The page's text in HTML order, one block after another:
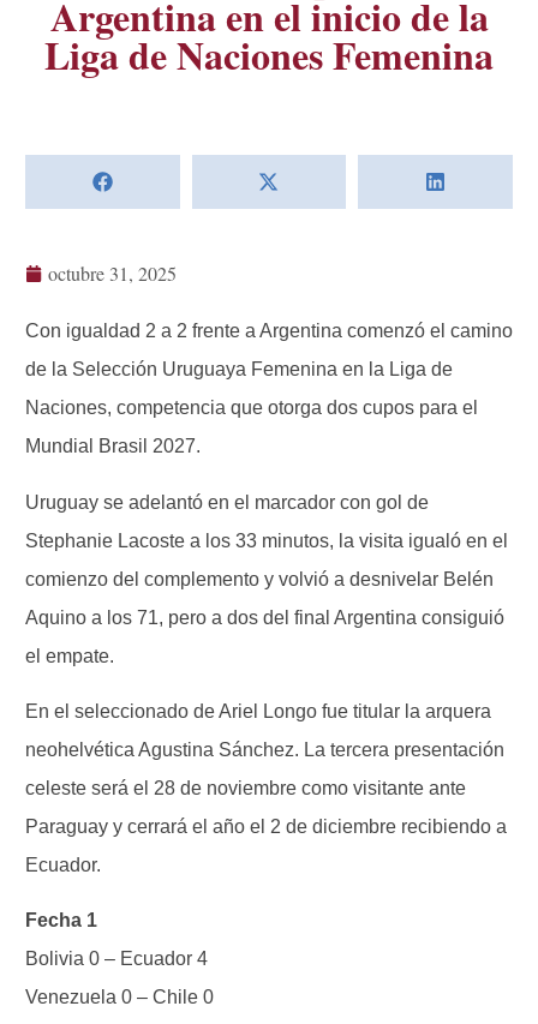
Argentina en el inicio de la
Liga de Naciones Femenina
octubre 31, 2025
Con igualdad 2 a 2 frente a Argentina comenzó el camino
de la Selección Uruguaya Femenina en la Liga de
Naciones, competencia que otorga dos cupos para el
Mundial Brasil 2027.
Uruguay se adelantó en el marcador con gol de
Stephanie Lacoste a los 33 minutos, la visita igualó en el
comienzo del complemento y volvió a desnivelar Belén
Aquino a los 71, pero a dos del final Argentina consiguió
el empate.
En el seleccionado de Ariel Longo fue titular la arquera
neohelvética Agustina Sánchez. La tercera presentación
celeste será el 28 de noviembre como visitante ante
Paraguay y cerrará el año el 2 de diciembre recibiendo a
Ecuador.
Fecha 1
Bolivia 0 – Ecuador 4
Venezuela 0 – Chile 0